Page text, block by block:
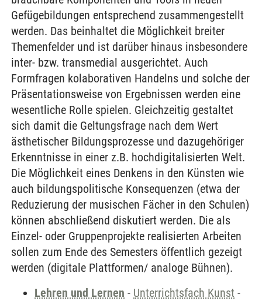
Gefügebildungen entsprechend zusammengestellt
werden. Das beinhaltet die Möglichkeit breiter
Themenfelder und ist darüber hinaus insbesondere
inter- bzw. transmedial ausgerichtet. Auch
Formfragen kolaborativen Handelns und solche der
Präsentationsweise von Ergebnissen werden eine
wesentliche Rolle spielen. Gleichzeitig gestaltet
sich damit die Geltungsfrage nach dem Wert
ästhetischer Bildungsprozesse und dazugehöriger
Erkenntnisse in einer z.B. hochdigitalisierten Welt.
Die Möglichkeit eines Denkens in den Künsten wie
auch bildungspolitische Konsequenzen (etwa der
Reduzierung der musischen Fächer in den Schulen)
können abschließend diskutiert werden. Die als
Einzel- oder Gruppenprojekte realisierten Arbeiten
sollen zum Ende des Semesters öffentlich gezeigt
werden (digitale Plattformen/ analoge Bühnen).
Lehren und Lernen - Unterrichtsfach Kunst -